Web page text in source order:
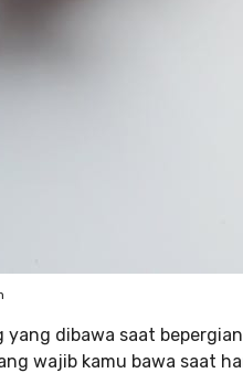
yang dibawa saat
wajib kamu bawa saat